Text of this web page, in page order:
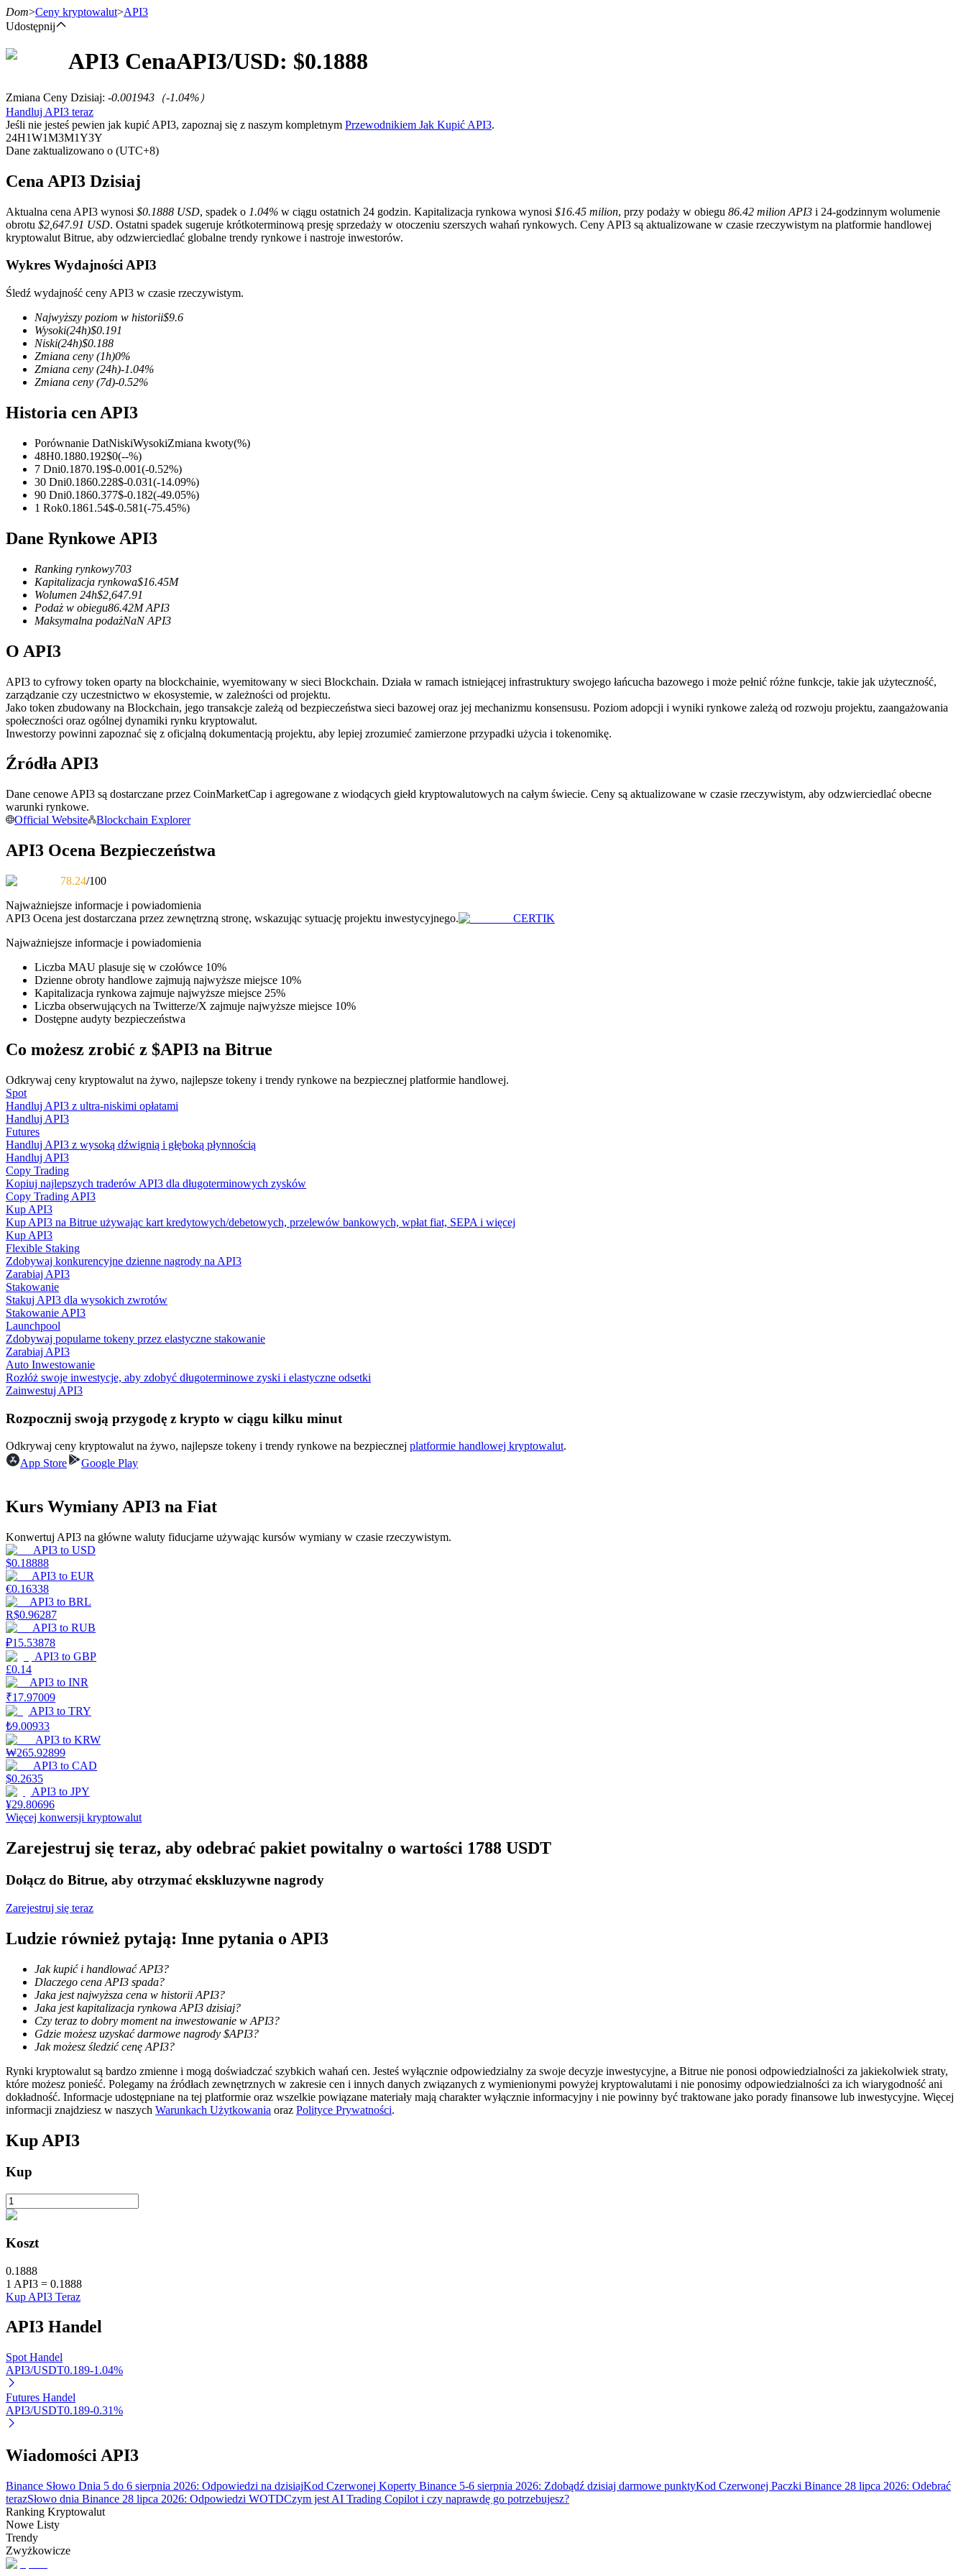
Kontrakty terminowe
Kontrakty terminowe na USDT
Kontrakty futures wykorzystujące USDT jako zabezpieczenie
Kontrakty terminowe COIN-M
Kontrakty terminowe na kryptowaluty
TradFi
Instrumenty pochodne na akcje, forex, metale szlachetne i towary
Kontrakty futures wykorzystujące USDC jako zabezpieczenie
Kopiowanie Transakcji
Zostań traderem kopiującym
Ciesz się podziałem zysków i prowizjami z kopiowania transakcji
Informacja
Analiza Big Data, w tym informacje handlowe itp.
Przewodnik
Przewodnik dla początkujących dotyczący kontraktów futures
Dowiedz się, jak zachować rentowność
Zarabiać
Mocna Świnka
Codziennie zdobywaj konkurencyjne nagrody
Wysokie zyski i natychmiastowy dostęp
Blokady BTR
Ekskluzywne inwestycje dla posiadaczy BTR
Usługa pożyczek wspieranych kryptowalutami
Dom>Ceny kryptowalut>API3
Udostępnij
API3 CenaAPI3/USD: $0.1888
Zmiana Ceny Dzisiaj: -0.001943 （-1.04%）
Handluj API3 teraz
Jeśli nie jesteś pewien jak kupić API3, zapoznaj się z naszym kompletnym Przewodnikiem Jak Kupić API3.
24H1W1M3M1Y3Y
Dane zaktualizowano o (UTC+8)
Cena API3 Dzisiaj
Aktualna cena API3 wynosi $0.1888 USD, spadek o 1.04% w ciągu ostatnich 24 godzin. Kapitalizacja rynkowa wynosi $16.45 milion, przy podaży w obiegu 86.42 milion API3 i 24-godzinnym wolumenie
obrotu $2,647.91 USD. Ostatni spadek sugeruje krótkoterminową presję sprzedaży w otoczeniu szerszych wahań rynkowych. Ceny API3 są aktualizowane w czasie rzeczywistym na platformie handlowej
kryptowalut Bitrue, aby odzwierciedlać globalne trendy rynkowe i nastroje inwestorów.
Wykres Wydajności API3
Śledź wydajność ceny API3 w czasie rzeczywistym.
Najwyższy poziom w historii$9.6
Wysoki(24h)$0.191
Niski(24h)$0.188
Zmiana ceny (1h)0%
Zmiana ceny (24h)-1.04%
Zmiana ceny (7d)-0.52%
Historia cen API3
Porównanie DatNiskiWysokiZmiana kwoty(%)
48H0.1880.192$0(--%)
7 Dni0.1870.19$-0.001(-0.52%)
30 Dni0.1860.228$-0.031(-14.09%)
90 Dni0.1860.377$-0.182(-49.05%)
1 Rok0.1861.54$-0.581(-75.45%)
Dane Rynkowe API3
Ranking rynkowy703
Kapitalizacja rynkowa$16.45M
Wolumen 24h$2,647.91
Podaż w obiegu86.42M API3
Maksymalna podażNaN API3
O API3
API3 to cyfrowy token oparty na blockchainie, wyemitowany w sieci Blockchain. Działa w ramach istniejącej infrastruktury swojego łańcucha bazowego i może pełnić różne funkcje, takie jak użyteczność,
zarządzanie czy uczestnictwo w ekosystemie, w zależności od projektu.
Jako token zbudowany na Blockchain, jego transakcje zależą od bezpieczeństwa sieci bazowej oraz jej mechanizmu konsensusu. Poziom adopcji i wyniki rynkowe zależą od rozwoju projektu, zaangażowania
społeczności oraz ogólnej dynamiki rynku kryptowalut.
Inwestorzy powinni zapoznać się z oficjalną dokumentacją projektu, aby lepiej zrozumieć zamierzone przypadki użycia i tokenomikę.
Źródła API3
Dane cenowe API3 są dostarczane przez CoinMarketCap i agregowane z wiodących giełd kryptowalutowych na całym świecie. Ceny są aktualizowane w czasie rzeczywistym, aby odzwierciedlać obecne
warunki rynkowe.
Official Website
Blockchain Explorer
API3 Ocena Bezpieczeństwa
78.24/100
Najważniejsze informacje i powiadomienia
API3 Ocena jest dostarczana przez zewnętrzną stronę, wskazując sytuację projektu inwestycyjnego.
CERTIK
Najważniejsze informacje i powiadomienia
Liczba MAU plasuje się w czołówce 10%
Dzienne obroty handlowe zajmują najwyższe miejsce 10%
Kapitalizacja rynkowa zajmuje najwyższe miejsce 25%
Liczba obserwujących na Twitterze/X zajmuje najwyższe miejsce 10%
Dostępne audyty bezpieczeństwa
Co możesz zrobić z $API3 na Bitrue
Odkrywaj ceny kryptowalut na żywo, najlepsze tokeny i trendy rynkowe na bezpiecznej platformie handlowej.
Spot
Handluj API3 z ultra-niskimi opłatami
Handluj API3
Futures
Handluj API3 z wysoką dźwignią i głęboką płynnością
Handluj API3
Copy Trading
Kopiuj najlepszych traderów API3 dla długoterminowych zysków
Copy Trading API3
Kup API3
Kup API3 na Bitrue używając kart kredytowych/debetowych, przelewów bankowych, wpłat fiat, SEPA i więcej
Kup API3
Flexible Staking
Zdobywaj konkurencyjne dzienne nagrody na API3
Zarabiaj API3
Stakowanie
Stakuj API3 dla wysokich zwrotów
Stakowanie API3
Launchpool
Zdobywaj popularne tokeny przez elastyczne stakowanie
Zarabiaj API3
Auto Inwestowanie
Rozłóż swoje inwestycje, aby zdobyć długoterminowe zyski i elastyczne odsetki
Zainwestuj API3
Rozpocznij swoją przygodę z krypto w ciągu kilku minut
Odkrywaj ceny kryptowalut na żywo, najlepsze tokeny i trendy rynkowe na bezpiecznej platformie handlowej kryptowalut.
App Store
Google Play
Kurs Wymiany API3 na Fiat
Konwertuj API3 na główne waluty fiducjarne używając kursów wymiany w czasie rzeczywistym.
API3 to USD
$0.18888
API3 to EUR
€0.16338
API3 to BRL
R$0.96287
API3 to RUB
₽15.53878
API3 to GBP
£0.14
API3 to INR
₹17.97009
API3 to TRY
₺9.00933
API3 to KRW
₩265.92899
API3 to CAD
$0.2635
API3 to JPY
¥29.80696
Więcej konwersji kryptowalut
Zarejestruj się teraz, aby odebrać pakiet powitalny o wartości 1788 USDT
Dołącz do Bitrue, aby otrzymać ekskluzywne nagrody
Zarejestruj się teraz
Ludzie również pytają: Inne pytania o API3
Jak kupić i handlować API3?
Dlaczego cena API3 spada?
Jaka jest najwyższa cena w historii API3?
Jaka jest kapitalizacja rynkowa API3 dzisiaj?
Czy teraz to dobry moment na inwestowanie w API3?
Gdzie możesz uzyskać darmowe nagrody $API3?
Jak możesz śledzić cenę API3?
Rynki kryptowalut są bardzo zmienne i mogą doświadczać szybkich wahań cen. Jesteś wyłącznie odpowiedzialny za swoje decyzje inwestycyjne, a Bitrue nie ponosi odpowiedzialności za jakiekolwiek straty,
które możesz ponieść. Polegamy na źródłach zewnętrznych w zakresie cen i innych danych związanych z wymienionymi powyżej kryptowalutami i nie ponosimy odpowiedzialności za ich wiarygodność ani
dokładność. Informacje udostępniane na tej platformie oraz wszelkie powiązane materiały mają charakter wyłącznie informacyjny i nie powinny być traktowane jako porady finansowe lub inwestycyjne. Więcej
informacji znajdziesz w naszych Warunkach Użytkowania oraz Polityce Prywatności.
Kup API3
Kup
Koszt
0.1888
1 API3 = 0.1888
Kup API3 Teraz
API3 Handel
Spot Handel
API3/USDT0.189-1.04%
Futures Handel
API3/USDT0.189-0.31%
Wiadomości API3
Binance Słowo Dnia 5 do 6 sierpnia 2026: Odpowiedzi na dzisiajKod Czerwonej Koperty Binance 5-6 sierpnia 2026: Zdobądź dzisiaj darmowe punktyKod Czerwonej Paczki Binance 28 lipca 2026: Odebrać
terazSłowo dnia Binance 28 lipca 2026: Odpowiedzi WOTDCzym jest AI Trading Copilot i czy naprawdę go potrzebujesz?
Ranking Kryptowalut
Nowe Listy
Trendy
Zwyżkowicze